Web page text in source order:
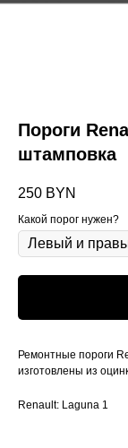
Пороги
штамповка
250 BYN
Какой порог нужен?
Ремонтные пороги
изготовлены из
Renault: Laguna 1